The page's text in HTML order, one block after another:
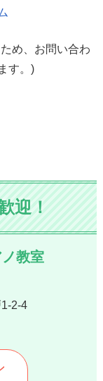
め、お問い合わ
す。)
迎！
教室
2-4